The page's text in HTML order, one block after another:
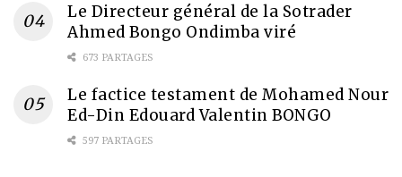
Le Directeur général de la Sotrader
Ahmed Bongo Ondimba viré
673 PARTAGES
Le factice testament de Mohamed Nour
Ed-Din Edouard Valentin BONGO
597 PARTAGES